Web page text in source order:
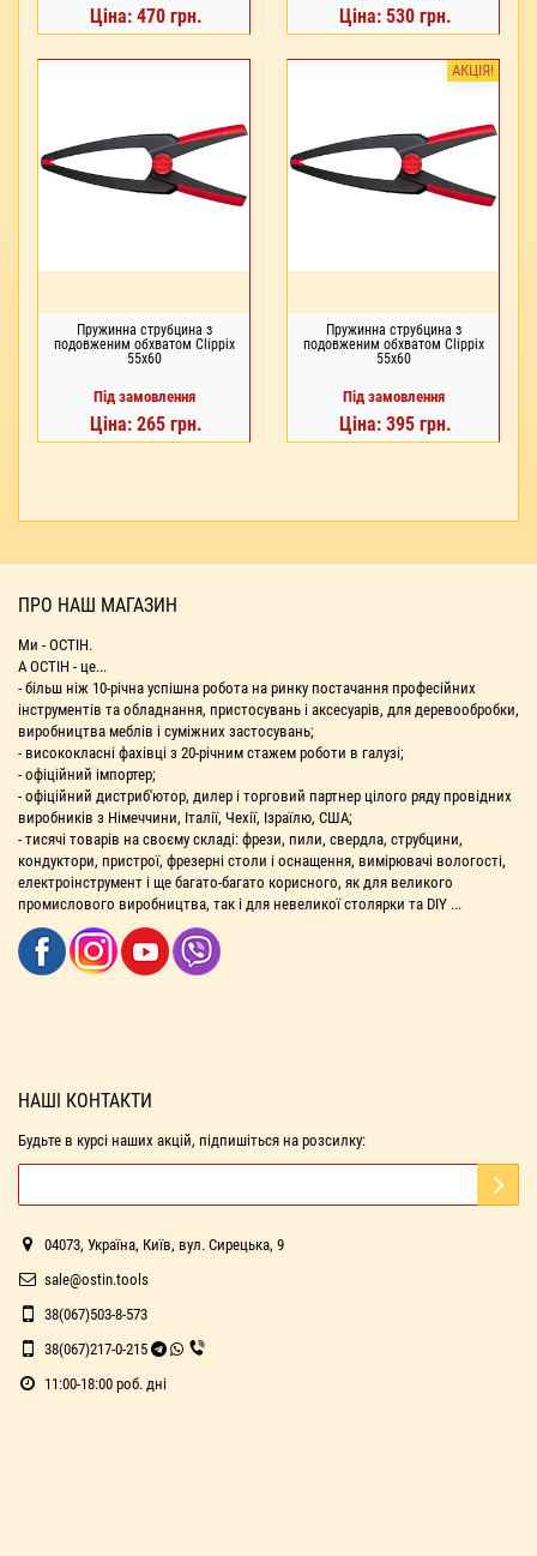
Ціна: 470 грн. Ціна: 530 грн.
Пружинна струбцина з
подовженим обхватом Clippix
55x60
Під замовлення
Ціна: 265 грн.
АКЦІЯ!
Пружинна струбцина з
подовженим обхватом Clippix
55x60
Під замовлення
Ціна: 395 грн.
ПРО НАШ МАГАЗИН
Ми - ОСТІН.
А ОСТІН - це...
- більш ніж 10-річна успішна робота на ринку постачання професійних
інструментів та обладнання, пристосувань і аксесуарів, для деревообробки,
виробництва меблів і суміжних застосувань;
- висококласні фахівці з 20-річним стажем роботи в галузі;
- офіційний імпортер;
- офіційний дистриб'ютор, дилер і торговий партнер цілого ряду провідних
виробників з Німеччини, Італії, Чехії, Ізраїлю, США;
- тисячі товарів на своєму складі: фрези, пили, свердла, струбцини,
кондуктори, пристрої, фрезерні столи і оснащення, вимірювачі вологості,
електроінструмент і ще багато-багато корисного, як для великого
промислового виробництва, так і для невеликої столярки та DIY ...
НАШІ КОНТАКТИ
Будьте в курсі наших акцій, підпишіться на розсилку:
04073, Україна, Київ, вул. Сирецька, 9
sale@ostin.tools
38(067)503-8-573
38(067)217-0-215
11:00-18:00 роб. дні